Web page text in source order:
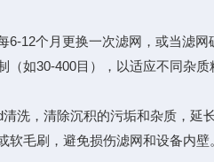
12个月更换一次滤网，或当滤网
如30-400目），以适应不同杂质
，清除沉积的污垢和杂质，延长
毛刷，避免损伤滤网和设备内壁